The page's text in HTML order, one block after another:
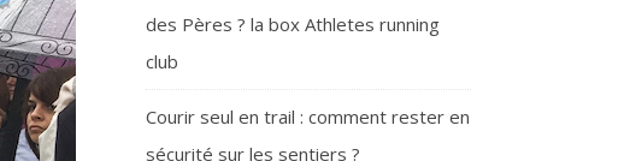
des Pères ? la box Athletes running
club
Courir seul en trail : comment rester en
sécurité sur les sentiers ?